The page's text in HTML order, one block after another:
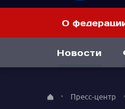
О
Новости
Пресс-центр